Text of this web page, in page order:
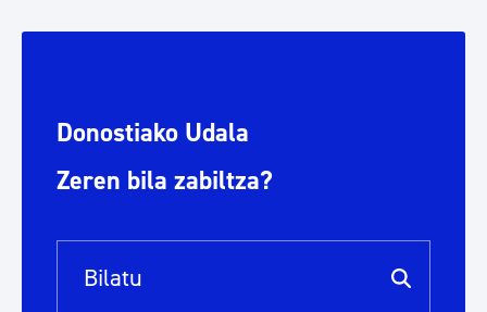
Donostiako Udala
Zeren bila zabiltza?
Bilaketa barra